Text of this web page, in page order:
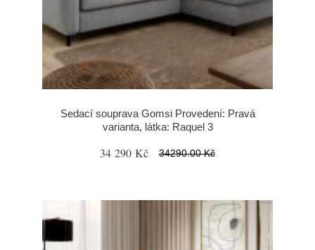
Sedací souprava Gomsi Provedení: Pravá
varianta, látka: Raquel 3
34 290 Kč 34290.00 Kč